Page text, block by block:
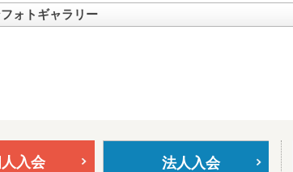
ォトギャラリー
入会 法人入会